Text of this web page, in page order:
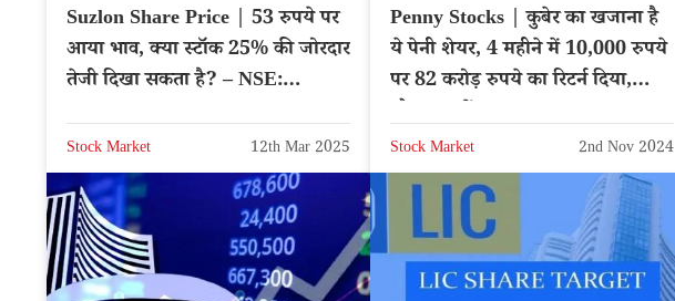
Suzlon Share Price | 53 रुपये पर
आया भाव, क्या स्टॉक 25% की जोरदार
तेजी दिखा सकता है? – NSE:
Stock Market 12th Mar 2025
Penny Stocks | कुबेर का खजाना है
ये पेनी शेयर, 4 महीने में 10,000 रुपये
पर 82 करोड़ रुपये का रिटर्न दिया,
Stock Market 2nd Nov 2024